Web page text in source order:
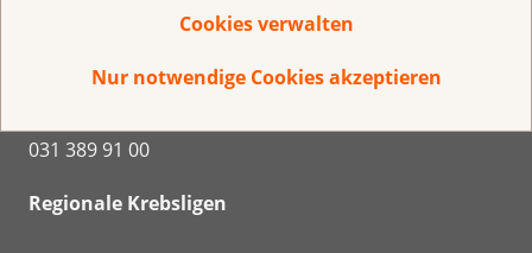
Cookies verwalten
Nur notwendige Cookies akzeptieren
Krebsliga Schweiz
Postfach
031 389 91 00
Regionale Krebsligen